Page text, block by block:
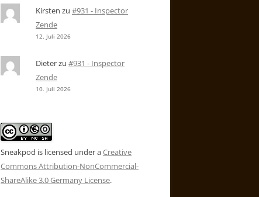
Kirsten zu #931 - Inspector
Zende
12. Juli 2026
Dieterzu #931 - Inspector
Zende
10. Juli 2026
Sneakpod is licensed under aCreative
Commons Attribution-NonCommercial-
ShareAlike 3.0 Germany License.